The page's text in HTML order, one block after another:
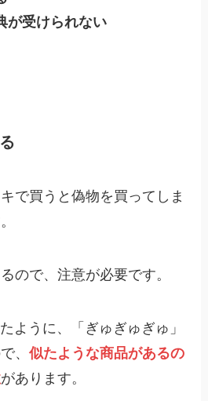
が受けられない
で買うと偽物を買ってしま
ので、注意が必要です。
ように、「ぎゅぎゅぎゅ」
、似たような商品があるの
があります。